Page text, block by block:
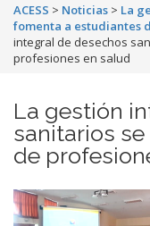
ACESS > Noticias > La
fomenta a estudiantes
integral de desechos
profesiones en salud
La gestión
sanitarios
de